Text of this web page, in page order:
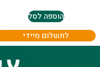
הוספה לסל
לתשלום מיידי